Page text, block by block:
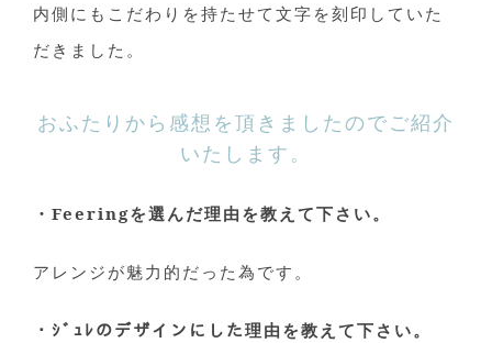
内側にもこだわりを持たせて文字を刻印していた
だきました。
おふたりから感想を頂きましたのでご紹介
いたします。
・Feeringを選んだ理由を教えて下さい。
アレンジが魅力的だった為です。
・ｼﾞｭﾚのデザインにした理由を教えて下さい。